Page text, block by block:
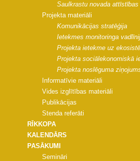
Saulkrastu novada attīstības
Projekta materiāli
Komunikācijas stratēģija
Ietekmes monitoringa
Projekta ietekme uz
Projekta sociālekonomiskā
Projekta noslēguma
Informatīvie materiāli
Vides izglītības materiāli
Publikācijas
Stenda referāti
RĪKKOPA
KALENDĀRS
PASĀKUMI
Semināri